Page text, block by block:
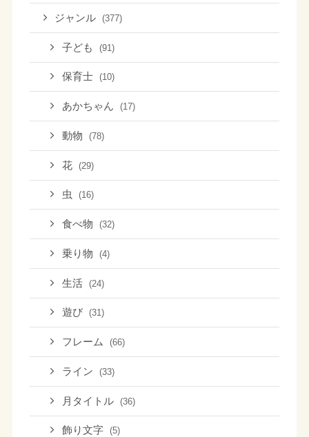
ジャンル (377)
子ども (91)
保育士 (10)
あかちゃん (17)
動物 (78)
花 (29)
虫 (16)
食べ物 (32)
乗り物 (4)
生活 (24)
遊び (31)
フレーム (66)
ライン (33)
月タイトル (36)
飾り文字 (5)